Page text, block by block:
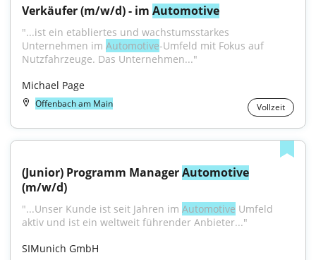
Verkäufer (m/w/d) - im Automotive
"...ist ein etabliertes und wachstumsstarkes
Unternehmen im Automotive-Umfeld mit Fokus auf
Nutzfahrzeuge. Das Unternehmen..."
Michael Page
Offenbach am Main Vollzeit
(Junior) Programm Manager Automotive
(m/w/d)
"...Unser Kunde ist seit Jahren im Automotive Umfeld
aktiv und ist ein weltweit führender Anbieter..."
SIMunich GmbH